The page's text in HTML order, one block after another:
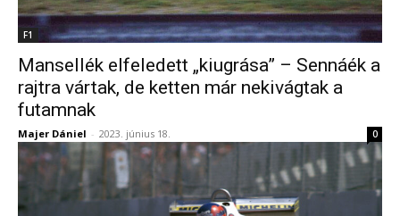
F1
Mansellék elfeledett „kiugrása” – Sennáék a
rajtra vártak, de ketten már nekivágtak a
futamnak
Majer Dániel - 2023. június 18. 0